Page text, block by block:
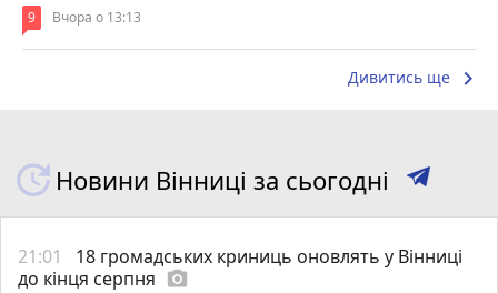
9 Вчора о 13:13
Дивитись ще keyboard_arrow_right
Новини Вінниці за сьогодні
21:01
18 громадських криниць оновлять у Вінниці
до кінця серпня photo_camera